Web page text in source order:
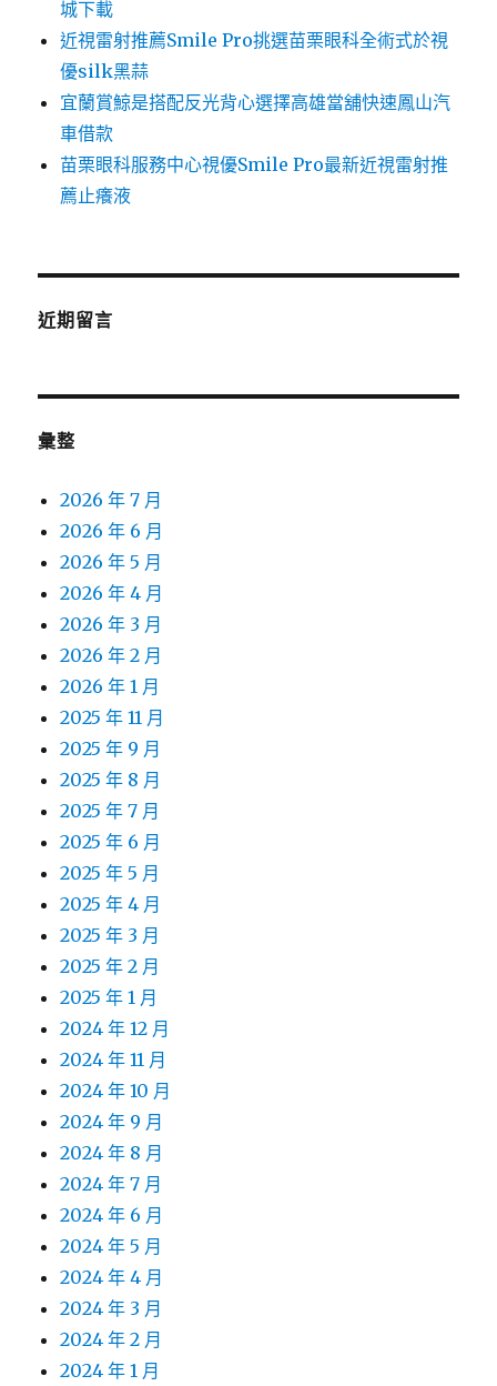
城下載
近視雷射推薦Smile Pro挑選苗栗眼科全術式於視
優silk黑蒜
宜蘭賞鯨是搭配反光背心選擇高雄當舖快速鳳山汽
車借款
苗栗眼科服務中心視優Smile Pro最新近視雷射推
薦止癢液
近期留言
彙整
2026 年 7 月
2026 年 6 月
2026 年 5 月
2026 年 4 月
2026 年 3 月
2026 年 2 月
2026 年 1 月
2025 年 11 月
2025 年 9 月
2025 年 8 月
2025 年 7 月
2025 年 6 月
2025 年 5 月
2025 年 4 月
2025 年 3 月
2025 年 2 月
2025 年 1 月
2024 年 12 月
2024 年 11 月
2024 年 10 月
2024 年 9 月
2024 年 8 月
2024 年 7 月
2024 年 6 月
2024 年 5 月
2024 年 4 月
2024 年 3 月
2024 年 2 月
2024 年 1 月